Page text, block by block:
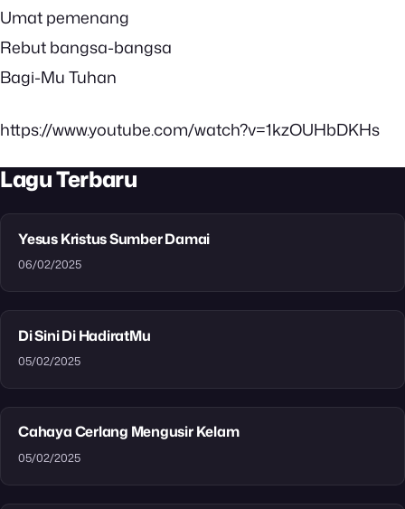
Umat pemenang
Rebut bangsa-bangsa
Bagi-Mu Tuhan
https://www.youtube.com/watch?v=1kzOUHbDKHs
Lagu Terbaru
Yesus Kristus Sumber Damai
06/02/2025
Di Sini Di HadiratMu
05/02/2025
Cahaya Cerlang Mengusir Kelam
05/02/2025